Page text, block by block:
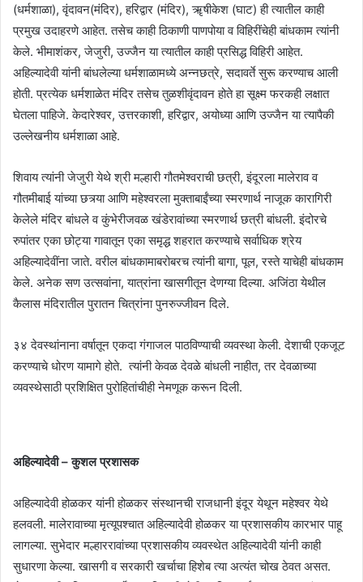
(धर्मशाळा), वृंदावन(मंदिर), हरिद्वार (मंदिर), ॠषीकेश (घाट) ही त्यातील काही
प्रमुख उदाहरणे आहेत. तसेच काही ठिकाणी पाणपोया व विहिरींचेही बांधकाम त्यांनी
केले. भीमाशंकर, जेजुरी, उज्जैन या त्यातील काही प्रसिद्ध विहिरी आहेत.
अहिल्यादेवी यांनी बांधलेल्या धर्मशाळामध्ये अन्नछत्रे, सदावर्ते सुरू करण्याच आली
होती. प्रत्येक धर्मशाळेत मंदिर तसेच तुळशीवृंदावन होते हा सूक्ष्म फरकही लक्षात
घेतला पाहिजे. केदारेश्वर, उत्तरकाशी, हरिद्वार, अयोध्या आणि उज्जैन या त्यापैकी
उल्लेखनीय धर्मशाळा आहे.
शिवाय त्यांनी जेजुरी येथे श्री मल्हारी गौतमेश्वराची छत्री, इंदूरला मालेराव व
गौतमीबाई यांच्या छत्र्या आणि महेश्वरला मुक्ताबाईंच्या स्मरणार्थ नाजूक कारागिरी
केलेले मंदिर बांधले व कुंभेरीजवळ खंडेरावांच्या स्मरणार्थ छत्री बांधली. इंदोरचे
रुपांतर एका छोट्या गावातून एका समृद्ध शहरात करण्याचे सर्वाधिक श्रेय
अहिल्यादेवींना जाते. वरील बांधकामाबरोबरच त्यांनी बागा, पूल, रस्ते याचेही बांधकाम
केले. अनेक सण उत्सवांना, यात्रांना खासगीतून देणग्या दिल्या. अजिंठा येथील
कैलास मंदिरातील पुरातन चित्रांना पुनरुज्जीवन दिले.
३४ देवस्थांनाना वर्षातून एकदा गंगाजल पाठविण्याची व्यवस्था केली. देशाची एकजूट
करण्याचे धोरण यामागे होते. त्यांनी केवळ देवळे बांधली नाहीत, तर देवळाच्या
व्यवस्थेसाठी प्रशिक्षित पुरोहितांचीही नेमणूक करून दिली.
अहिल्यादेवी – कुशल प्रशासक
अहिल्यादेवी होळकर यांनी होळकर संस्थानची राजधानी इंदूर येथून महेश्वर येथे
हलवली. मालेरावाच्या मृत्यूपश्चात अहिल्यादेवी होळकर या प्रशासकीय कारभार पाहू
लागल्या. सुभेदार मल्हाररावांच्या प्रशासकीय व्यवस्थेत अहिल्यादेवी यांनी काही
सुधारणा केल्या. खासगी व सरकारी खर्चाचा हिशेब त्या अत्यंत चोख ठेवत असत.